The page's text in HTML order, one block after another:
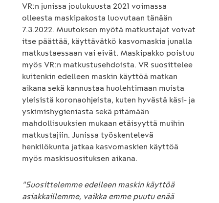
VR:n junissa joulukuusta 2021 voimassa
olleesta maskipakosta luovutaan tänään
7.3.2022. Muutoksen myötä matkustajat voivat
itse päättää, käyttävätkö kasvomaskia junalla
matkustaessaan vai eivät. Maskipakko poistuu
myös VR:n matkustusehdoista. VR suosittelee
kuitenkin edelleen maskin käyttöä matkan
aikana sekä kannustaa huolehtimaan muista
yleisistä koronaohjeista, kuten hyvästä käsi- ja
yskimishygieniasta sekä pitämään
mahdollisuuksien mukaan etäisyyttä muihin
matkustajiin. Junissa työskentelevä
henkilökunta jatkaa kasvomaskien käyttöä
myös maskisuosituksen aikana.
"Suosittelemme edelleen maskin käyttöä
asiakkaillemme, vaikka emme puutu enää